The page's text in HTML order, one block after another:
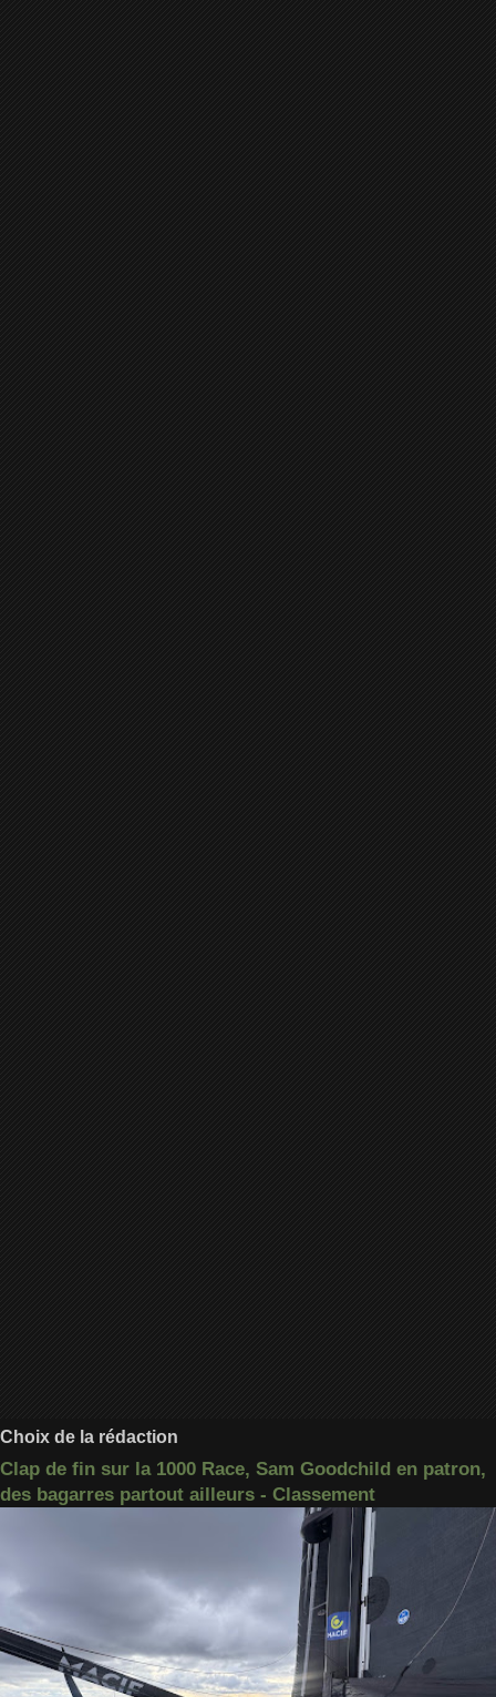
Choix de la rédaction
Clap de fin sur la 1000 Race, Sam Goodchild en patron,
des bagarres partout ailleurs - Classement